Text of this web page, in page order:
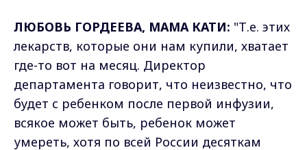
ЛЮБОВЬ ГОРДЕЕВА, МАМА КАТИ: "Т.е. этих
лекарств, которые они нам купили, хватает
где-то вот на месяц. Директор
департамента говорит, что неизвестно, что
будет с ребенком после первой инфузии,
всякое может быть, ребенок может
умереть, хотя по всей России десяткам